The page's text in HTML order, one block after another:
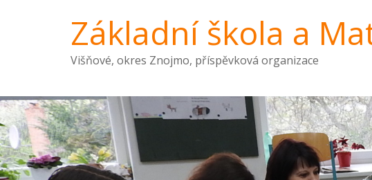
Základní škola a
Višňové, okres Znojmo, příspěvková organizace